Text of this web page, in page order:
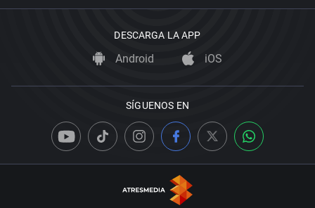
DESCARGA LA APP
Android iOS
SÍGUENOS EN